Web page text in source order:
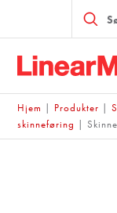
search
Hjem | Produkter |
skinneføring |